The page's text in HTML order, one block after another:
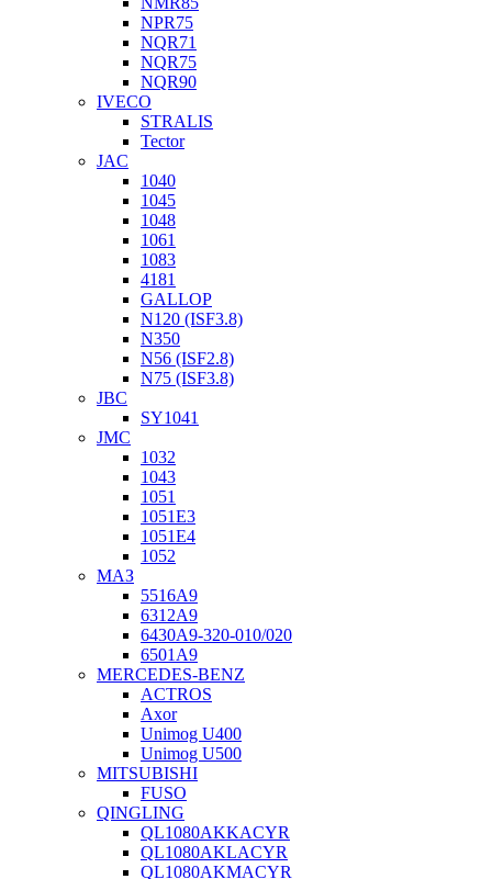
NPR75
NQR71
NQR75
NQR90
IVECO
STRALIS
Tector
JAC
1040
1045
1048
1061
1083
4181
GALLOP
N120 (ISF3.8)
N350
N56 (ISF2.8)
N75 (ISF3.8)
JBC
SY1041
JMC
1032
1043
1051
1051Е3
1051Е4
1052
МАЗ
5516А9
6312А9
6430А9-320-010/020
6501А9
MERCEDES-BENZ
ACTROS
Axor
Unimog U400
Unimog U500
MITSUBISHI
FUSO
QINGLING
QL1080AKKACYR
QL1080AKLACYR
QL1080AKMACYR